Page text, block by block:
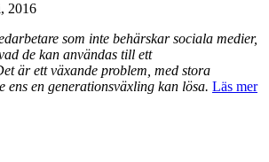
2016
som inte behärskar sociala medier,
de kan användas till ett
är ett växande problem, med stora
ens en generationsväxling kan lösa. Läs mer